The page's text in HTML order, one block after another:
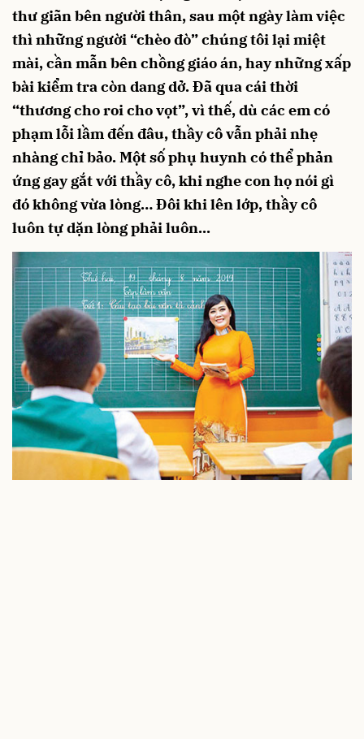
thư giãn bên người thân, sau một ngày làm việc
thì những người “chèo đò” chúng tôi lại miệt
mài, cần mẫn bên chồng giáo án, hay những xấp
bài kiểm tra còn dang dở. Đã qua cái thời
“thương cho roi cho vọt”, vì thế, dù các em có
phạm lỗi lầm đến đâu, thầy cô vẫn phải nhẹ
nhàng chỉ bảo. Một số phụ huynh có thể phản
ứng gay gắt với thầy cô, khi nghe con họ nói gì
đó không vừa lòng… Đôi khi lên lớp, thầy cô
luôn tự dặn lòng phải luôn...